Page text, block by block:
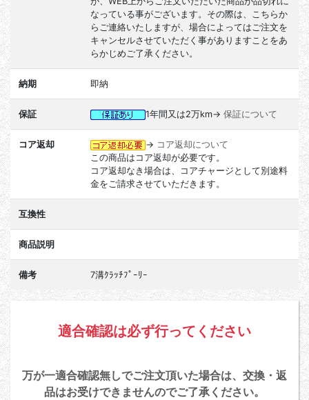
なっている事がございます。その際は、こちらか
らご連絡いたしますが、場合によってはご注文を
キャンセルさせていただく事がありますことをあ
らかじめご了承ください。
納期 即納
保証 1年間又は2万km→ 保証について
コア返却 → コア返却について
この商品はコア返却が必要です。
コア返却なき場合は、コアチャージとして別途料
金をご請求させていただきます。
互換性
商品説明
備考 7溝ｸﾗｯﾁﾌﾟｰﾘｰ
適合確認は必ず行ってください
万が一適合確認無しでご注文頂いた場合は、交換・返
品はお受けできませんのでご了承ください。